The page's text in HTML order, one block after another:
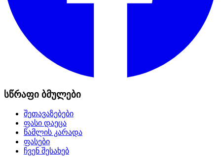
სწრაფი ბმულები
შეთავაზებები
ფასი დაეცა
წამლის კარადა
ფასები
ჩვენ შესახებ